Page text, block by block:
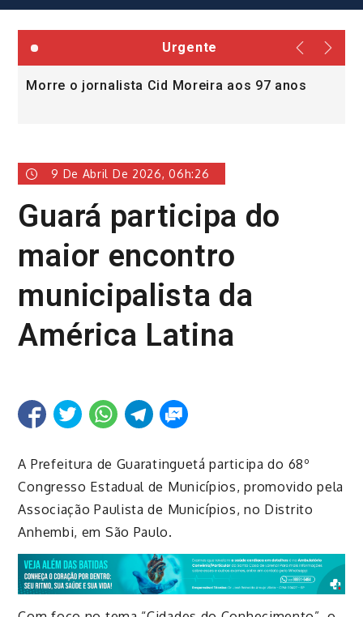
Urgente
Morre o jornalista Cid Moreira aos 97 anos
9 De Abril De 2026, 06h:26
Guará participa do
maior encontro
municipalista da
América Latina
A Prefeitura de Guaratinguetá participa do 68º
Congresso Estadual de Municípios, promovido pela
Associação Paulista de Municípios, no Distrito
Anhembi, em São Paulo.